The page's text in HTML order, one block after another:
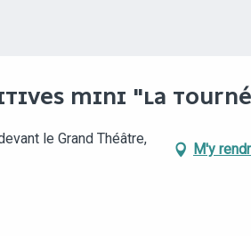
MINI "LA
le Grand Théâtre,
M'y